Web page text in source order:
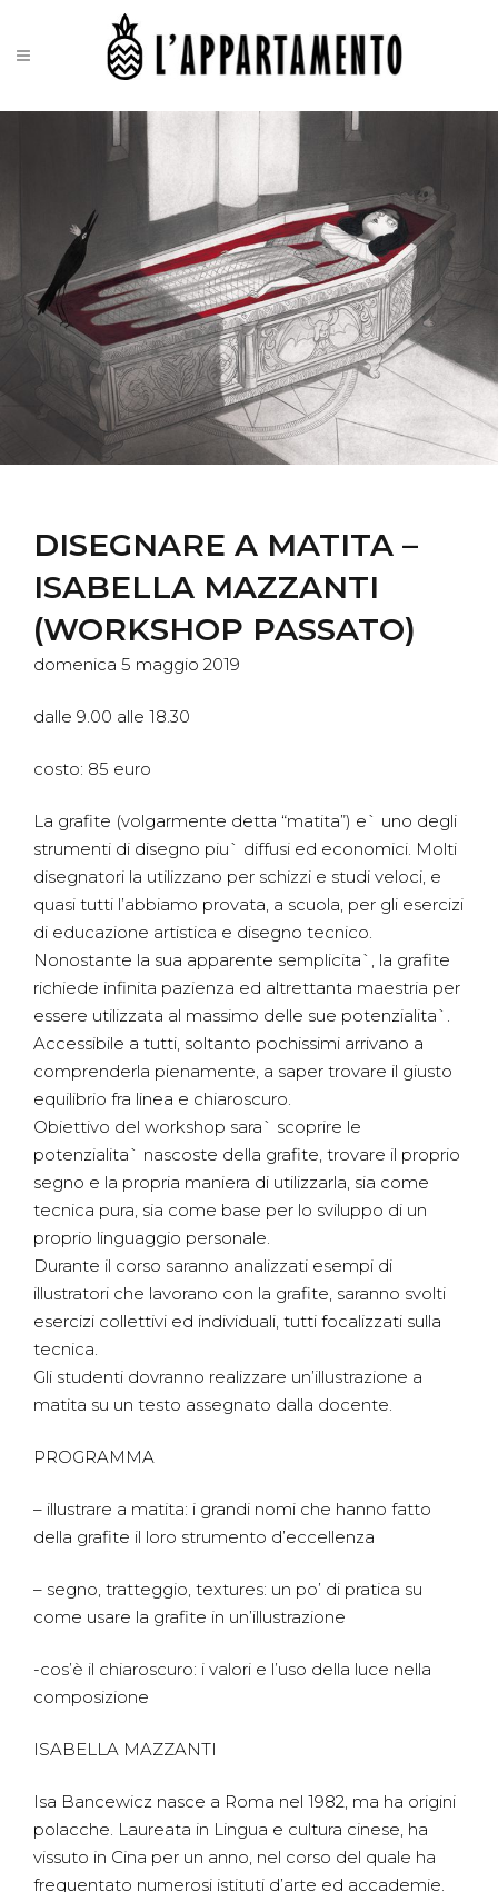
DISEGNARE A MATITA –
ISABELLA MAZZANTI
(WORKSHOP PASSATO)
domenica 5 maggio 2019
dalle 9.00 alle 18.30
costo: 85 euro
La grafite (volgarmente detta “matita”) e` uno degli
strumenti di disegno piu` diffusi ed economici. Molti
disegnatori la utilizzano per schizzi e studi veloci, e
quasi tutti l’abbiamo provata, a scuola, per gli esercizi
di educazione artistica e disegno tecnico.
Nonostante la sua apparente semplicita`, la grafite
richiede infinita pazienza ed altrettanta maestria per
essere utilizzata al massimo delle sue potenzialita`.
Accessibile a tutti, soltanto pochissimi arrivano a
comprenderla pienamente, a saper trovare il giusto
equilibrio fra linea e chiaroscuro.
Obiettivo del workshop sara` scoprire le
potenzialita` nascoste della grafite, trovare il proprio
segno e la propria maniera di utilizzarla, sia come
tecnica pura, sia come base per lo sviluppo di un
proprio linguaggio personale.
Durante il corso saranno analizzati esempi di
illustratori che lavorano con la grafite, saranno svolti
esercizi collettivi ed individuali, tutti focalizzati sulla
tecnica.
Gli studenti dovranno realizzare un’illustrazione a
matita su un testo assegnato dalla docente.
PROGRAMMA
– illustrare a matita: i grandi nomi che hanno fatto
della grafite il loro strumento d’eccellenza
– segno, tratteggio, textures: un po’ di pratica su
come usare la grafite in un’illustrazione
-cos’è il chiaroscuro: i valori e l’uso della luce nella
composizione
ISABELLA MAZZANTI
Isa Bancewicz nasce a Roma nel 1982, ma ha origini
polacche. Laureata in Lingua e cultura cinese, ha
vissuto in Cina per un anno, nel corso del quale ha
frequentato numerosi istituti d’arte ed accademie.